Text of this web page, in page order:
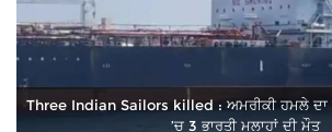
Three Indian Sailors killed : ਅਮਰੀਕੀ ਹਮਲੇ ਦਾ
’ਚ 3 ਭਾਰਤੀ ਮਲਾਹਾਂ ਦੀ ਮੌਤ